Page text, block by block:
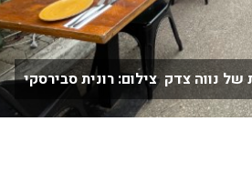
נווה צדק צילום: רונית סבירסקי